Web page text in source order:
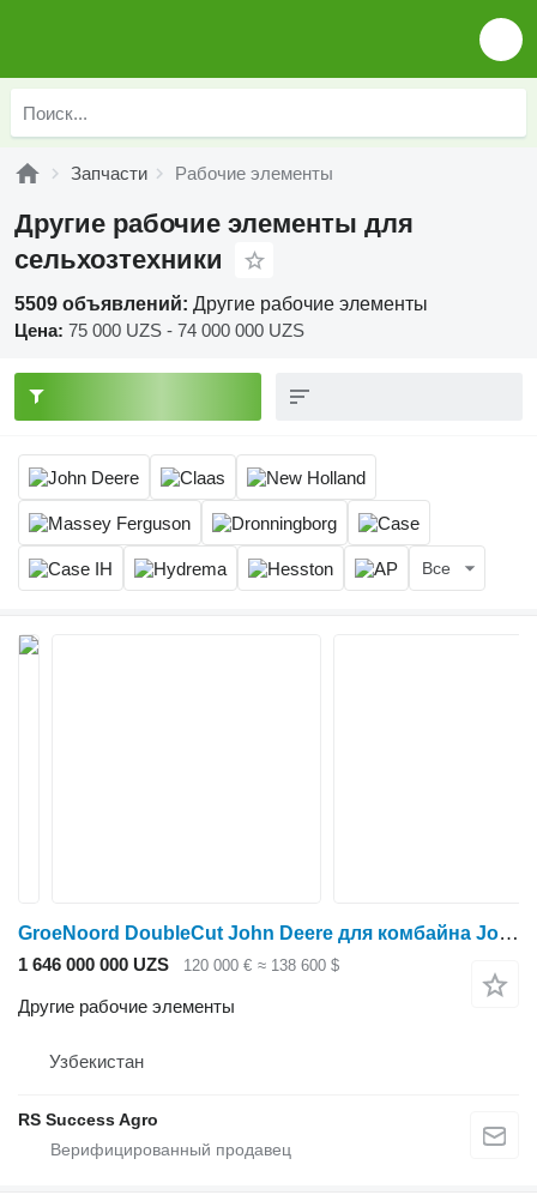
Запчасти Рабочие элементы
Другие рабочие элементы для
сельхозтехники
5509 объявлений: Другие рабочие элементы
Цена: 75 000 UZS - 74 000 000 UZS
Все
GroeNoord DoubleCut John Deere для комбайна John Deere
1 646 000 000 UZS 120 000 € ≈ 138 600 $
Другие рабочие элементы
Узбекистан
RS Success Agro